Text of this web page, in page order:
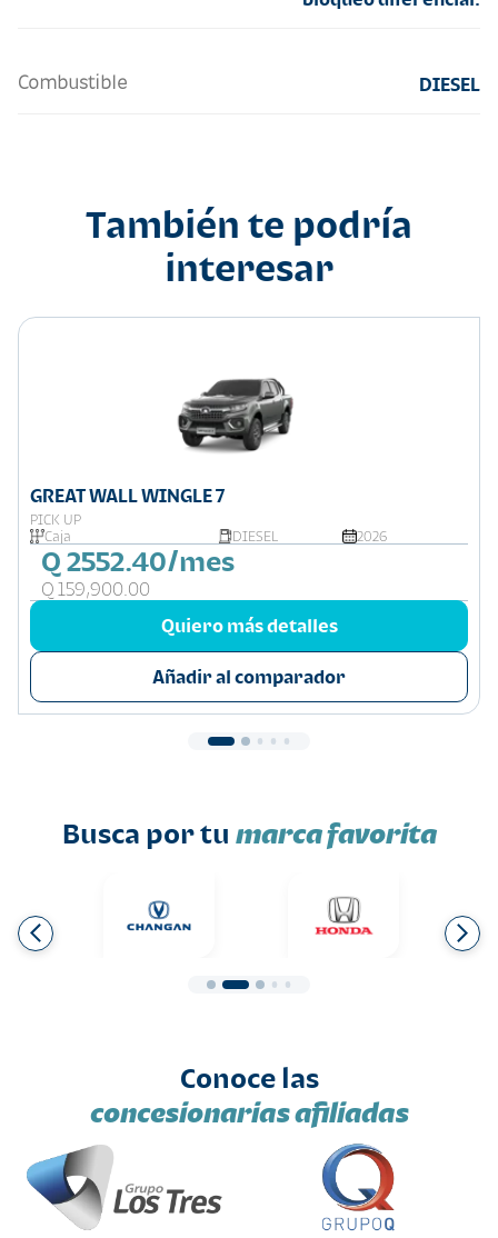
Combustible DIESEL
También te podría
interesar
GREAT WALL WINGLE 7
PICK UP
Caja
DIESEL 2026
Q 2552.40/mes
Q 159,900.00
Quiero más detalles
Añadir al comparador
Busca por tu marca favorita
Conoce las
concesionarias afiliadas